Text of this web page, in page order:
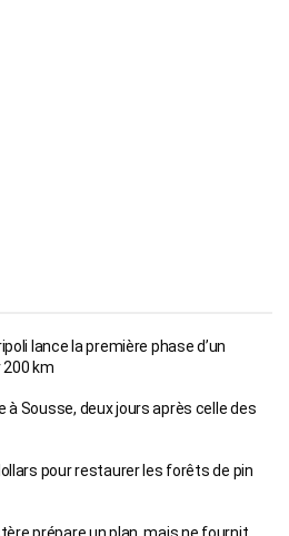
lance la première phase d’un
km
à Sousse, deux jours après celle des
pour restaurer les forêts de pin